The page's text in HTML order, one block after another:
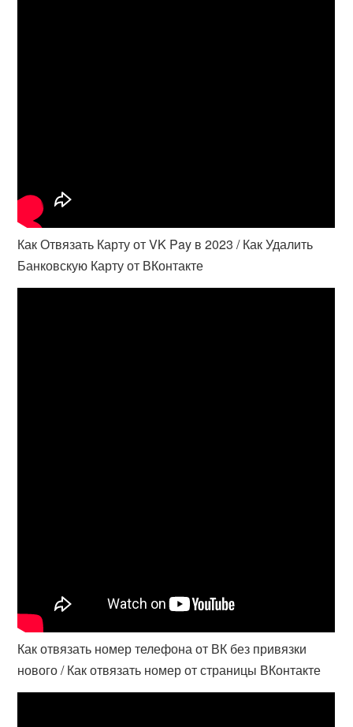
Как Отвязать Карту от VK Pay в 2023 / Как Удалить
Банковскую Карту от ВКонтакте
Как отвязать номер телефона от ВК без привязки
нового / Как отвязать номер от страницы ВКонтакте